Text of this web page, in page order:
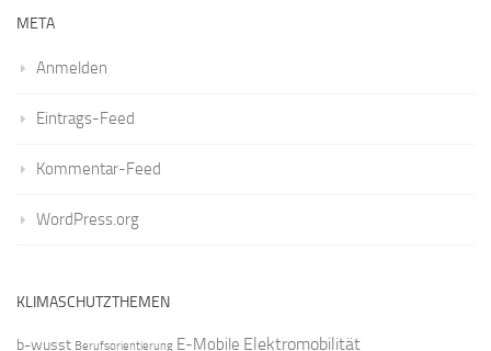
META
Anmelden
Eintrags-Feed
Kommentar-Feed
WordPress.org
KLIMASCHUTZTHEMEN
b-wusst Berufsorientierung E-Mobile Elektromobilität